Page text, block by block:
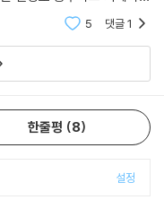
소재별 설명부분에 #으로
5 댓글1
한줄평 8
설정